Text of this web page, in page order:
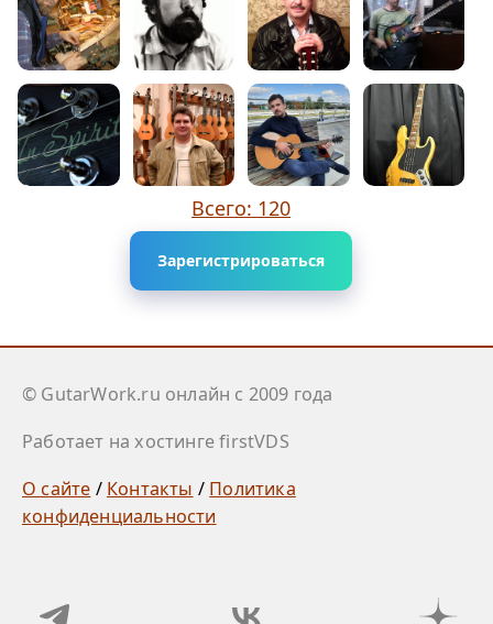
Всего: 120
Зарегистрироваться
© GutarWork.ru онлайн c 2009 года
Работает на хостинге firstVDS
О сайте / Контакты / Политика
конфиденциальности